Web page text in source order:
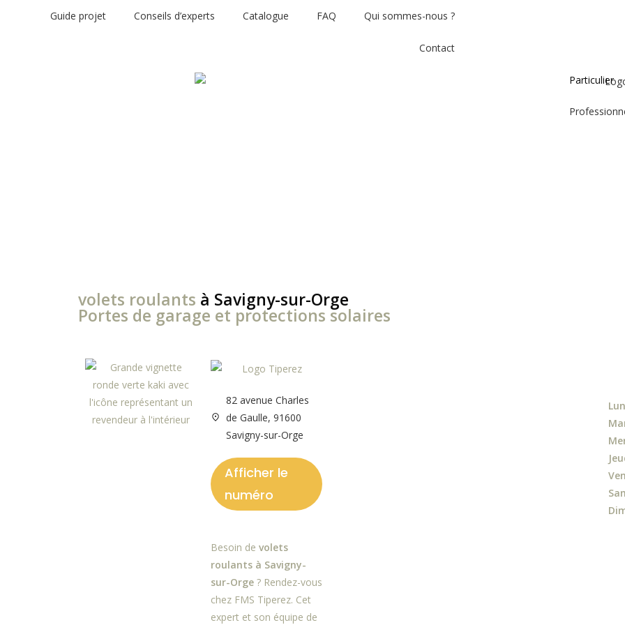
Guide projet Conseils d’experts Catalogue FAQ Qui sommes-nous ?
Contact
Particulier
volets roulants à Savigny-sur-Orge
Portes de garage et protections solaires
82 avenue Charles
de Gaulle, 91600
Savigny-sur-Orge
Afficher le
numéro
Besoin de volets
roulants à Savigny-
sur-Orge? Rendez-vous
chez FMS Tiperez. Cet
expert et son équipe de